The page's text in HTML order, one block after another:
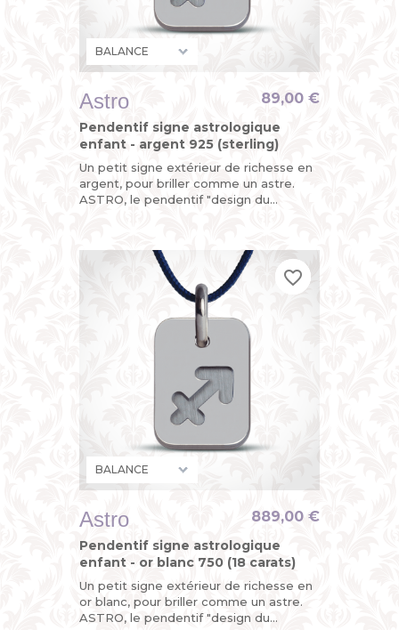
Astro
Pendentif signe astrologique
enfant - argent 925 (sterling)
Un petit signe extérieur de richesse en
argent, pour briller comme un astre.
ASTRO, le pendentif "design du
89,00 €
Astro
Pendentif signe astrologique
enfant - or blanc 750 (18 carats)
Un petit signe extérieur de richesse en
or blanc, pour briller comme un astre.
ASTRO, le pendentif "design du
889,00 €
favorite_border
favorite_border
favorite_border